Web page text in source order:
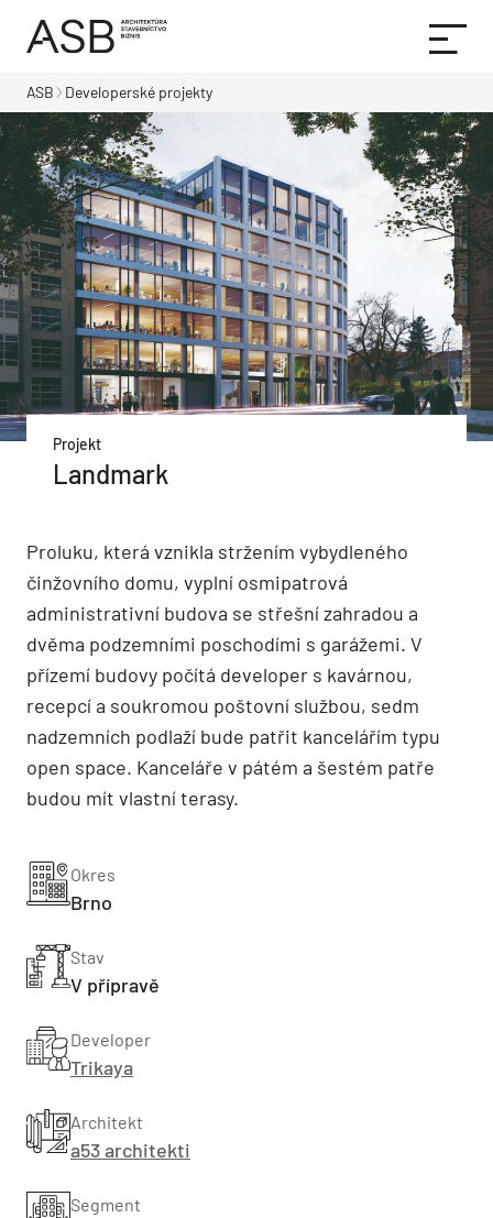
ASB Developerské projekty
Projekt
Landmark
Proluku, která vznikla stržením vybydleného
činžovního domu, vyplní osmipatrová
administrativní budova se střešní zahradou a
dvěma podzemními poschodími s garážemi. V
přízemí budovy počítá developer s kavárnou,
recepcí a soukromou poštovní službou, sedm
nadzemních podlaží bude patřit kancelářím typu
open space. Kanceláře v pátém a šestém patře
budou mít vlastní terasy.
Okres
Brno
Stav
V přípravě
Developer
Trikaya
Architekt
a53 architekti
Segment